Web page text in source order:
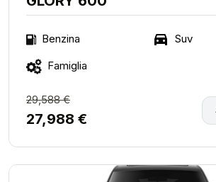
Benzina Suv
Famiglia
29,588 €
27,988 €